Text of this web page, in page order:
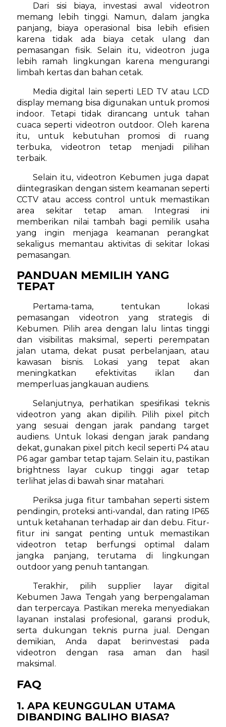
Dari sisi biaya, investasi awal videotron
memang lebih tinggi. Namun, dalam jangka
panjang, biaya operasional bisa lebih efisien
karena tidak ada biaya cetak ulang dan
pemasangan fisik. Selain itu, videotron juga
lebih ramah lingkungan karena mengurangi
limbah kertas dan bahan cetak.
Media digital lain seperti LED TV atau LCD
display memang bisa digunakan untuk promosi
indoor. Tetapi tidak dirancang untuk tahan
cuaca seperti videotron outdoor. Oleh karena
itu, untuk kebutuhan promosi di ruang
terbuka, videotron tetap menjadi pilihan
terbaik.
Selain itu, videotron Kebumen juga dapat
diintegrasikan dengan sistem keamanan seperti
CCTV atau access control untuk memastikan
area sekitar tetap aman. Integrasi ini
memberikan nilai tambah bagi pemilik usaha
yang ingin menjaga keamanan perangkat
sekaligus memantau aktivitas di sekitar lokasi
pemasangan.
PANDUAN MEMILIH YANG
TEPAT
Pertama-tama, tentukan lokasi
pemasangan videotron yang strategis di
Kebumen. Pilih area dengan lalu lintas tinggi
dan visibilitas maksimal, seperti perempatan
jalan utama, dekat pusat perbelanjaan, atau
kawasan bisnis. Lokasi yang tepat akan
meningkatkan efektivitas iklan dan
memperluas jangkauan audiens.
Selanjutnya, perhatikan spesifikasi teknis
videotron yang akan dipilih. Pilih pixel pitch
yang sesuai dengan jarak pandang target
audiens. Untuk lokasi dengan jarak pandang
dekat, gunakan pixel pitch kecil seperti P4 atau
P6 agar gambar tetap tajam. Selain itu, pastikan
brightness layar cukup tinggi agar tetap
terlihat jelas di bawah sinar matahari.
Periksa juga fitur tambahan seperti sistem
pendingin, proteksi anti-vandal, dan rating IP65
untuk ketahanan terhadap air dan debu. Fitur-
fitur ini sangat penting untuk memastikan
videotron tetap berfungsi optimal dalam
jangka panjang, terutama di lingkungan
outdoor yang penuh tantangan.
Terakhir, pilih supplier layar digital
Kebumen Jawa Tengah yang berpengalaman
dan terpercaya. Pastikan mereka menyediakan
layanan instalasi profesional, garansi produk,
serta dukungan teknis purna jual. Dengan
demikian, Anda dapat berinvestasi pada
videotron dengan rasa aman dan hasil
maksimal.
FAQ
1. APA KEUNGGULAN UTAMA
DIBANDING BALIHO BIASA?